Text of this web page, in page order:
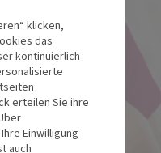
bitte
klicken,
das
kontinuierlich
erteilen Sie ihre
Einwilligung
auch